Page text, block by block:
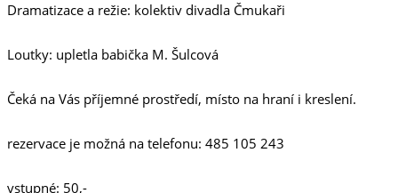
Dramatizace a režie: kolektiv divadla Čmukaři
Loutky: upletla babička M. Šulcová
Čeká na Vás příjemné prostředí, místo na hraní i kreslení.
rezervace je možná na telefonu: 485 105 243
vstupné: 50,-